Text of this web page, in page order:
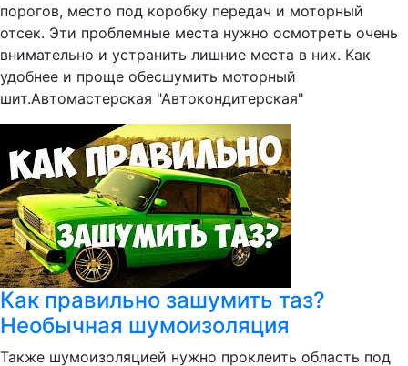
порогов, место под коробку передач и моторный
отсек. Эти проблемные места нужно осмотреть очень
внимательно и устранить лишние места в них. Как
удобнее и проще обесшумить моторный
шит.Автомастерская "Автокондитерская"
Как правильно зашумить таз?
Необычная шумоизоляция
Также шумоизоляцией нужно проклеить область под